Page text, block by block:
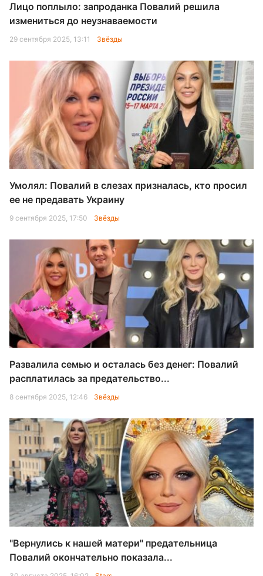
Лицо поплыло: запроданка Повалий решила
измениться до неузнаваемости
29 сентября 2025, 13:11 Звёзды
Умолял: Повалий в слезах призналась, кто просил
ее не предавать Украину
9 сентября 2025, 17:50 Звёзды
Развалила семью и осталась без денег: Повалий
расплатилась за предательство...
8 сентября 2025, 12:46 Звёзды
"Вернулись к нашей матери" предательница
Повалий окончательно показала...